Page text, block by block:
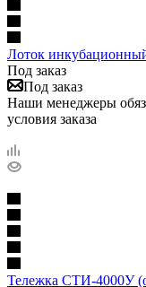
Лоток
Под заказ
Под заказ
Наши менеджеры
условия заказа
Тележка СТИ-4000У